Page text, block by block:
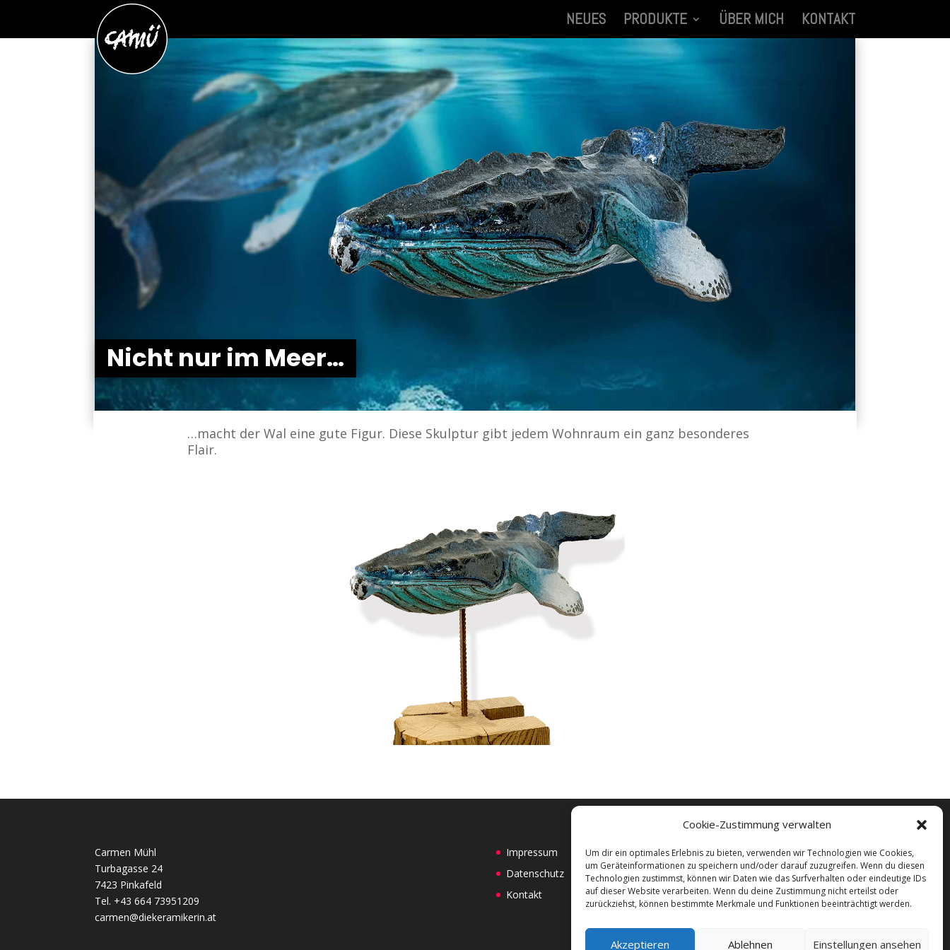
Cookie-Zustimmung verwalten
Um dir ein optimales Erlebnis zu bieten, verwenden wir Technologien wie Cookies,
um Geräteinformationen zu speichern und/oder darauf zuzugreifen. Wenn du diesen
Technologien zustimmst, können wir Daten wie das Surfverhalten oder eindeutige IDs
auf dieser Website verarbeiten. Wenn du deine Zustimmung nicht erteilst oder
zurückziehst, können bestimmte Merkmale und Funktionen beeinträchtigt werden.
Akzeptieren Ablehnen Einstellungen ansehen
NEUES PRODUKTE ÜBER MICH KONTAKT
Nicht nur im Meer…
…macht der Wal eine gute Figur. Diese Skulptur gibt jedem Wohnraum ein ganz besonderes
Flair.
Carmen Mühl
Turbagasse 24
7423 Pinkafeld
Tel. +43 664 73951209
carmen@diekeramikerin.at
Impressum
Datenschutz
Kontakt